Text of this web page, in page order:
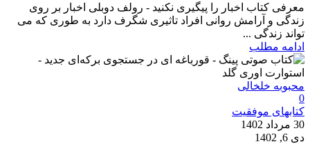
معرفی کتاب اخبار را پیگیری نکنید - رولف دوبلی اخبار بر روی
زندگی و آرامش روانی افراد تاثیری شگرف دارد به طوری که می
تواند زندگی ...
ادامه مطلب
محبوبه خلخالی
0
کتابهای موفقیت
30 مرداد 1402
دی 6, 1402